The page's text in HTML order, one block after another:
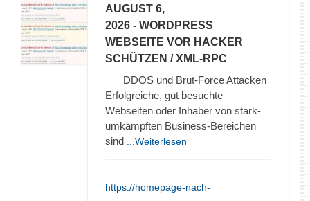
AUGUST 6,
2026 - WORDPRESS
WEBSEITE VOR HACKER
SCHÜTZEN / XML-RPC
DDOS und Brut-Force Attacken
Erfolgreiche, gut besuchte
Webseiten oder Inhaber von stark-
umkämpften Business-Bereichen
sind
...Weiterlesen
https://homepage-nach-